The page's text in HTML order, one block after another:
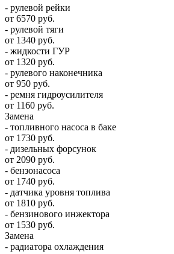
- рулевой рейки
от 6570 руб.
- рулевой тяги
от 1340 руб.
- жидкости ГУР
от 1320 руб.
- рулевого наконечника
от 950 руб.
- ремня гидроусилителя
от 1160 руб.
Замена
- топливного насоса в баке
от 1730 руб.
- дизельных форсунок
от 2090 руб.
- бензонасоса
от 1740 руб.
- датчика уровня топлива
от 1810 руб.
- бензинового инжектора
от 1530 руб.
Замена
- радиатора охлаждения